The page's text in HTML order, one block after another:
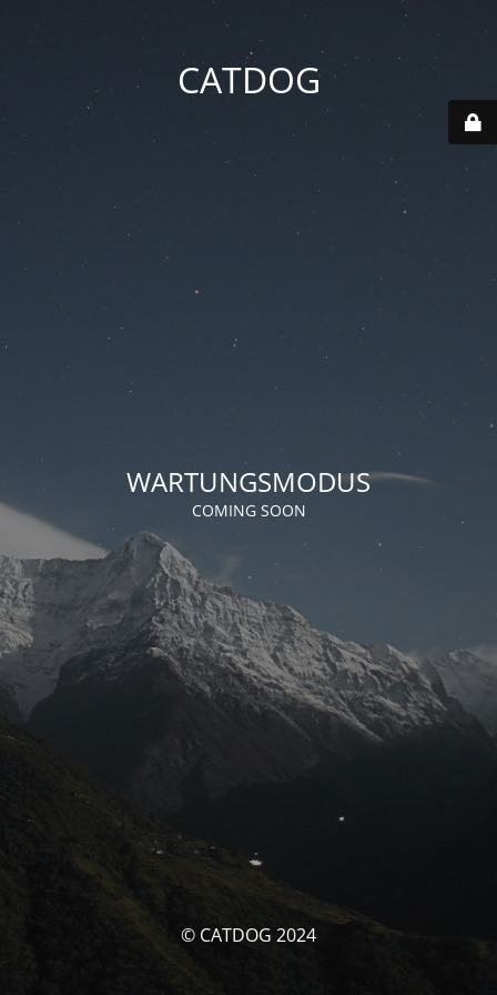
CATDOG
WARTUNGSMODUS
COMING SOON
© CATDOG 2024